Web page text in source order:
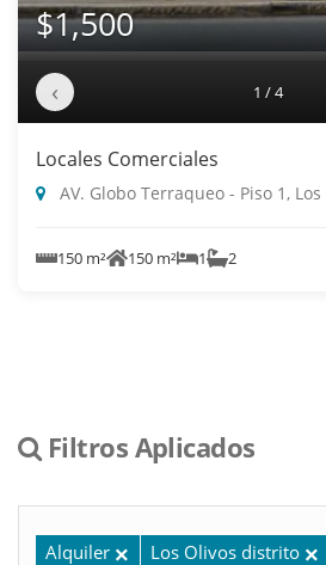
$1,500
‹ 1 / 4
Locales Comerciales
AV. Globo Terraqueo - Piso 1,
150 m² 150 m² 1 2
Filtros Aplicados
Alquiler Los Olivos distrito